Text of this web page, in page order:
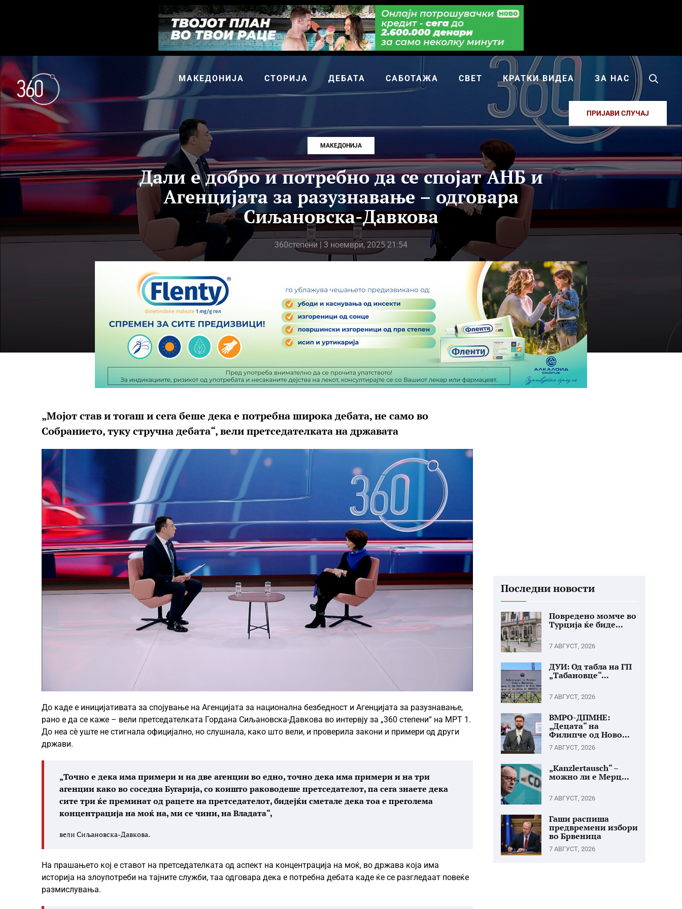
МАКЕДОНИЈА СТОРИЈА ДЕБАТА САБОТАЖА СВЕТ КРАТКИ ВИДЕА ЗА НАС
ПРИЈАВИ СЛУЧАЈ
МАКЕДОНИЈА
Дали е добро и потребно да се спојат АНБ и
Агенцијата за разузнавање – одговара
Сиљановска-Давкова
360степени | 3 ноември, 2025 21:54
„Мојот став и тогаш и сега беше дека е потребна широка дебата, не само во
Собранието, туку стручна дебата“, вели претседателката на државата
До каде е иницијативата за спојување на Агенцијата за национална безбедност и Агенцијата за разузнавање,
рано е да се каже – вели претседателката Гордана Сиљановска-Давкова во интервју за „360 степени“ на МРТ 1.
До неа сè уште не стигнала официјално, но слушнала, како што вели, и проверила закони и примери од други
држави.
„Точно е дека има примери и на две агенции во едно, точно дека има примери и на три
агенции како во соседна Бугарија, со коишто раководеше претседателот, па сега знаете дека
сите три ќе преминат од рацете на претседателот, бидејќи сметале дека тоа е преголема
концентрација на моќ на, ми се чини, на Владата“,
вели Сиљановска-Давкова.
На прашањето кој е ставот на претседателката од аспект на концентрација на моќ, во држава која има
историја на злоупотреби на тајните служби, таа одговара дека е потребна дебата каде ќе се разгледаат повеќе
размислувања.
Последни новости
Повредено момче во
Турција ќе биде...
7 АВГУСТ, 2026
ДУИ: Од табла на ГП
„Табановце“...
7 АВГУСТ, 2026
ВМРО-ДПМНЕ:
„Децата“ на
Филипче од Ново...
7 АВГУСТ, 2026
„Kanzlertausch“ –
можно ли е Мерц...
7 АВГУСТ, 2026
Гаши распиша
предвремени избори
во Брвеница
7 АВГУСТ, 2026